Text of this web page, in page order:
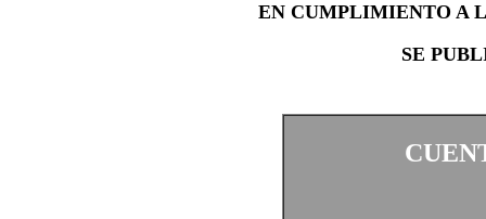
EN CUMPLIMIENTO A
SE